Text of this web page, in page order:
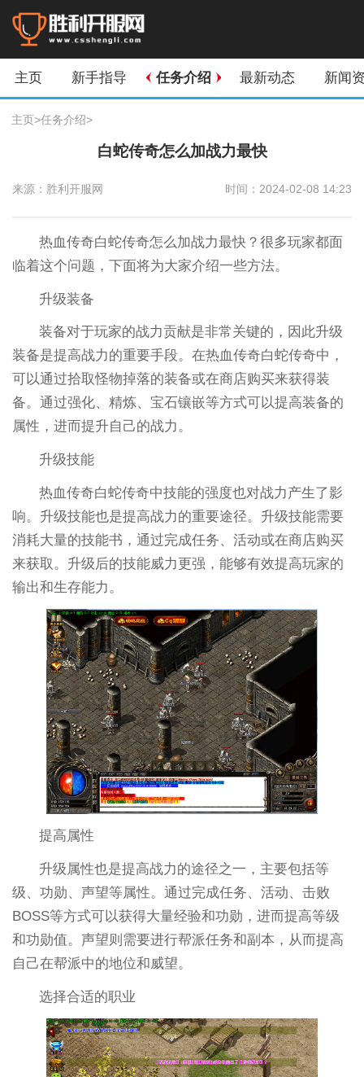
主页 新手指导 任务介绍 最新动态 新闻
主页>任务介绍>
白蛇传奇怎么加战力最快
来源：胜利开服网 时间：2024-02-08 14:23
热血传奇白蛇传奇怎么加战力最快？很多玩家都面
临着这个问题，下面将为大家介绍一些方法。
升级装备
装备对于玩家的战力贡献是非常关键的，因此升级
装备是提高战力的重要手段。在热血传奇白蛇传奇中，
可以通过拾取怪物掉落的装备或在商店购买来获得装
备。通过强化、精炼、宝石镶嵌等方式可以提高装备的
属性，进而提升自己的战力。
升级技能
热血传奇白蛇传奇中技能的强度也对战力产生了影
响。升级技能也是提高战力的重要途径。升级技能需要
消耗大量的技能书，通过完成任务、活动或在商店购买
来获取。升级后的技能威力更强，能够有效提高玩家的
输出和生存能力。
提高属性
升级属性也是提高战力的途径之一，主要包括等
级、功勋、声望等属性。通过完成任务、活动、击败
BOSS等方式可以获得大量经验和功勋，进而提高等级
和功勋值。声望则需要进行帮派任务和副本，从而提高
自己在帮派中的地位和威望。
选择合适的职业